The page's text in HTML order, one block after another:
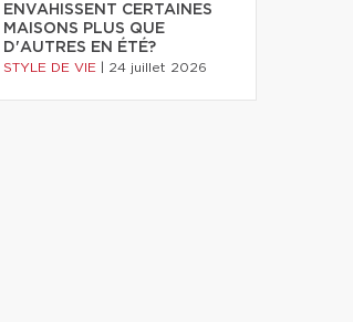
ENVAHISSENT CERTAINES
MAISONS PLUS QUE
D'AUTRES EN ÉTÉ?
STYLE DE VIE 24 juillet 2026